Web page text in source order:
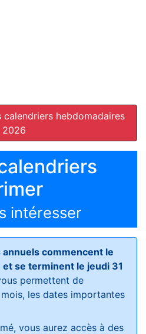
hebdomadaires
2026
intéresser
commencent le
se terminent le jeudi 31
permettent de
les dates importantes
vous aurez accès à des